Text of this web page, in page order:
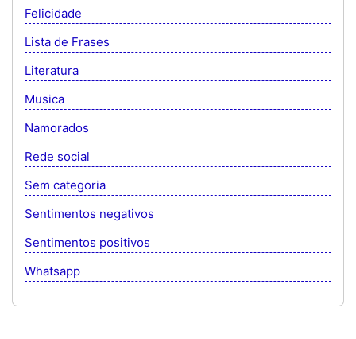
Felicidade
Lista de Frases
Literatura
Musica
Namorados
Rede social
Sem categoria
Sentimentos negativos
Sentimentos positivos
Whatsapp